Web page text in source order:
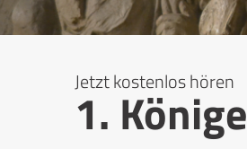
Jetzt kostenlos hören
1. Könige